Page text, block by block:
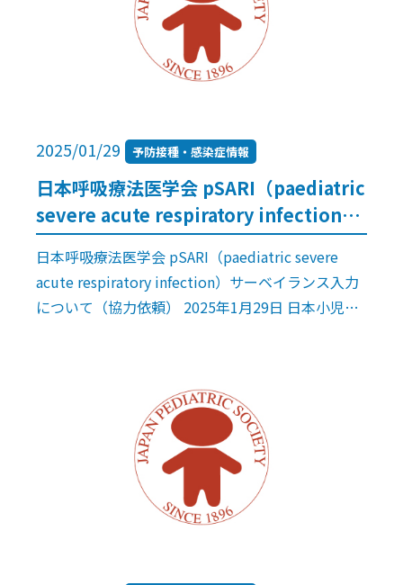
2025/01/29 予防接種・感染症情報
日本呼吸療法医学会 pSARI（paediatric
severe acute respiratory infection）
サーベイランス入力について（協力依
頼）
日本呼吸療法医学会 pSARI（paediatric severe
acute respiratory infection）サーベイランス入力
について（協力依頼） 2025年1月29日 日本小児科